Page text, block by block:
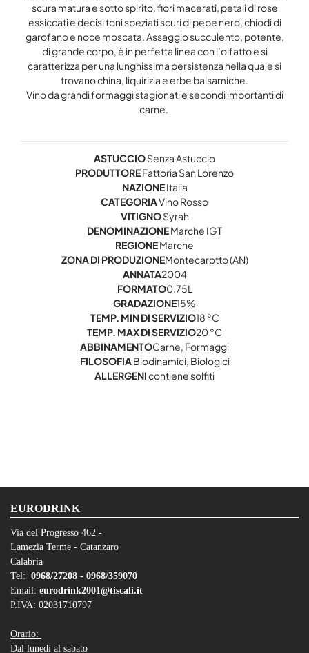
scura matura e sotto spirito, fiori macerati, petali di rose
essiccati e decisi toni speziati scuri di pepe nero, chiodi di
garofano e noce moscata. Assaggio succulento, potente,
di grande corpo, è in perfetta linea con l’olfatto e si
caratterizza per una lunghissima persistenza nella quale si
trovano china, liquirizia e erbe balsamiche.
Vino da grandi formaggi stagionati e secondi importanti di
carne.
ASTUCCIOSenza Astuccio
PRODUTTOREFattoria San Lorenzo
NAZIONEItalia
CATEGORIAVino Rosso
VITIGNOSyrah
DENOMINAZIONEMarche IGT
REGIONEMarche
ZONA DI PRODUZIONEMontecarotto (AN)
ANNATA2004
FORMATO0.75L
GRADAZIONE15%
TEMP. MIN DI SERVIZIO18 °C
TEMP. MAX DI SERVIZIO20 °C
ABBINAMENTOCarne, Formaggi
FILOSOFIABiodinamici, Biologici
ALLERGENIcontiene solfiti
EURODRINK
Via del Progresso 462 -
Lamezia Terme - Catanzaro
Calabria
Tel: 0968/27208 - 0968/359070
Email: eurodrink2001@tiscali.it
P.IVA: 02031710797
Orario:
Dal lunedì al sabato